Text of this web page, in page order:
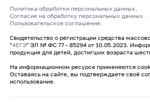
Политика обработки персональных данных.
Согласие на обработку персональных данных.
Пользовательское соглашение.
Свидетельство о регистрации средства
"4ЕГЭ" ЭЛ № ФС 77 - 85294 от 10.05.2023.
продукция для детей, достигших возраста
На информационном ресурсе применяются
Оставаясь на сайте, вы подтверждаете своё
использование.